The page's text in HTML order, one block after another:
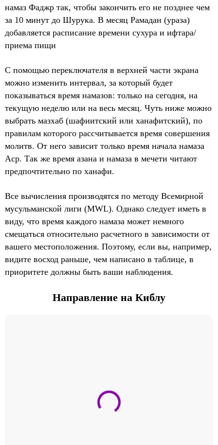
намаз Фаджр так, чтобы закончить его не позднее чем
за 10 минут до Шурука. В месяц Рамадан (ураза)
добавляется расписание времени сухура и ифтара/
приема пищи
С помощью переключателя в верхней части экрана
можно изменить интервал, за который будет
показываться время намазов: только на сегодня, на
текущую неделю или на весь месяц. Чуть ниже можно
выбрать мазхаб (шафиитский или ханафитский), по
правилам которого рассчитывается время совершения
молитв. От него зависит только время начала намаза
Аср. Так же время азана и намаза в мечети читают
предпочтительно по ханафи.
Все вычисления производятся по методу Всемирной
мусульманской лиги (MWL). Однако следует иметь в
виду, что время каждого намаза может немного
смещаться относительно расчетного в зависимости от
вашего местоположения. Поэтому, если вы, например,
видите восход раньше, чем написано в таблице, в
приоритете должны быть ваши наблюдения.
Направление на Киблу